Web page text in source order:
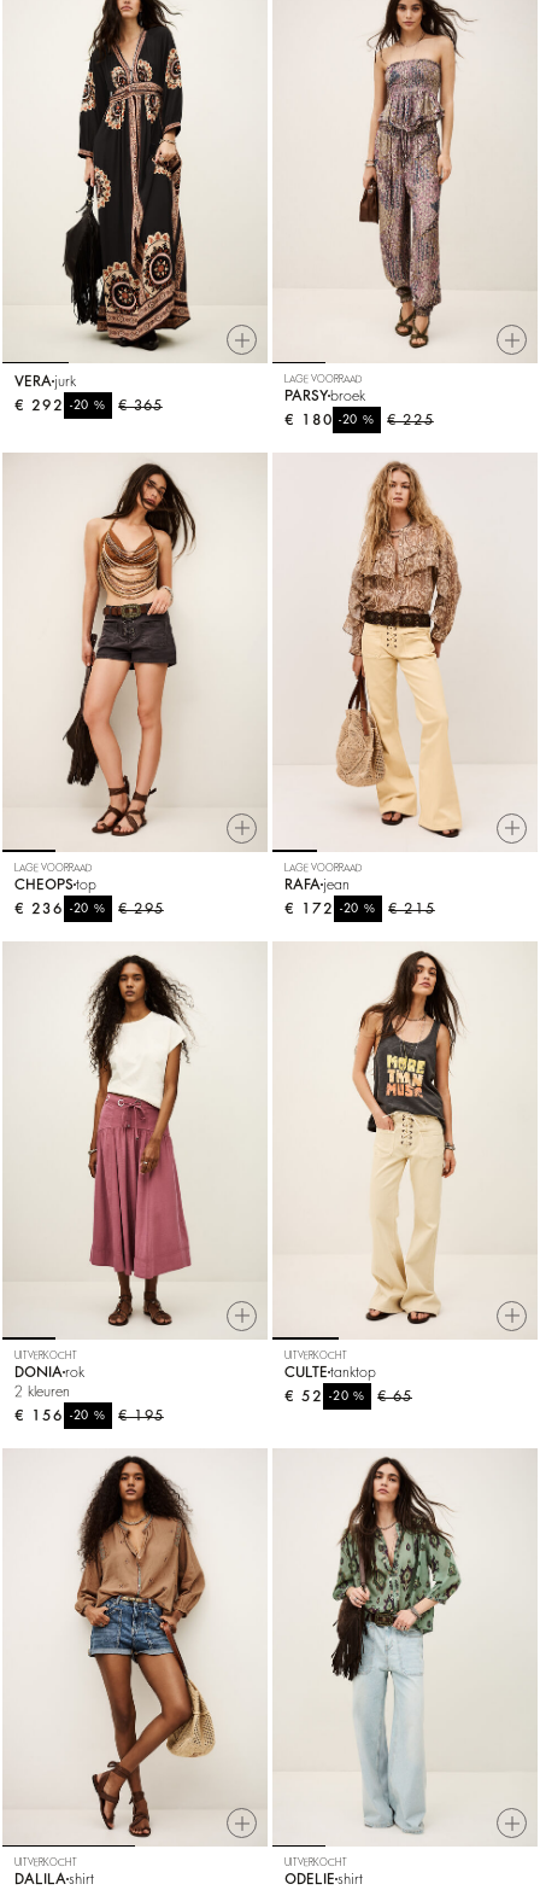
VERA jurk
€ 365
-20%
€ 292
LAGE VOORRAAD
PARSY broek
€ 225
-20%
€ 180
LAGE VOORRAAD
CHEOPStop
€ 295
-20%
€ 236
LAGE VOORRAAD
RAFA jean
€ 215
-20%
€ 172
UITVERKOCHT
DONIA rok
2 kleuren
€ 195
-20%
€ 156
UITVERKOCHT
CULTE tanktop
€ 65
-20%
€ 52
UITVERKOCHT
DALILA shirt
UITVERKOCHT
ODELIE shirt